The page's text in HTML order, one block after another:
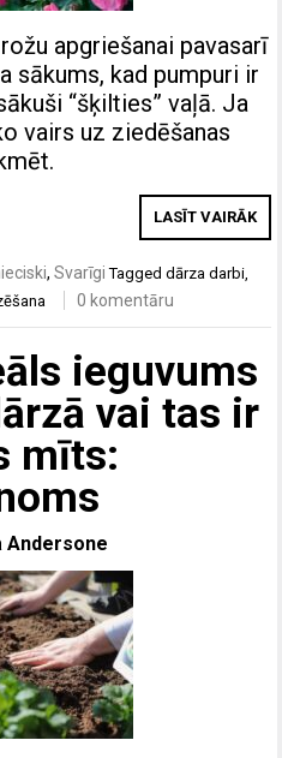
apgriešanai pavasarī
sākums, kad pumpuri ir
“šķilties” vaļā. Ja
vairs uz ziedēšanas
LASĪT VAIRĀK
,Svarīgi Taggeddārza darbi
0 komentāru
ieguvums
vai tas ir
mīts:
Andersone